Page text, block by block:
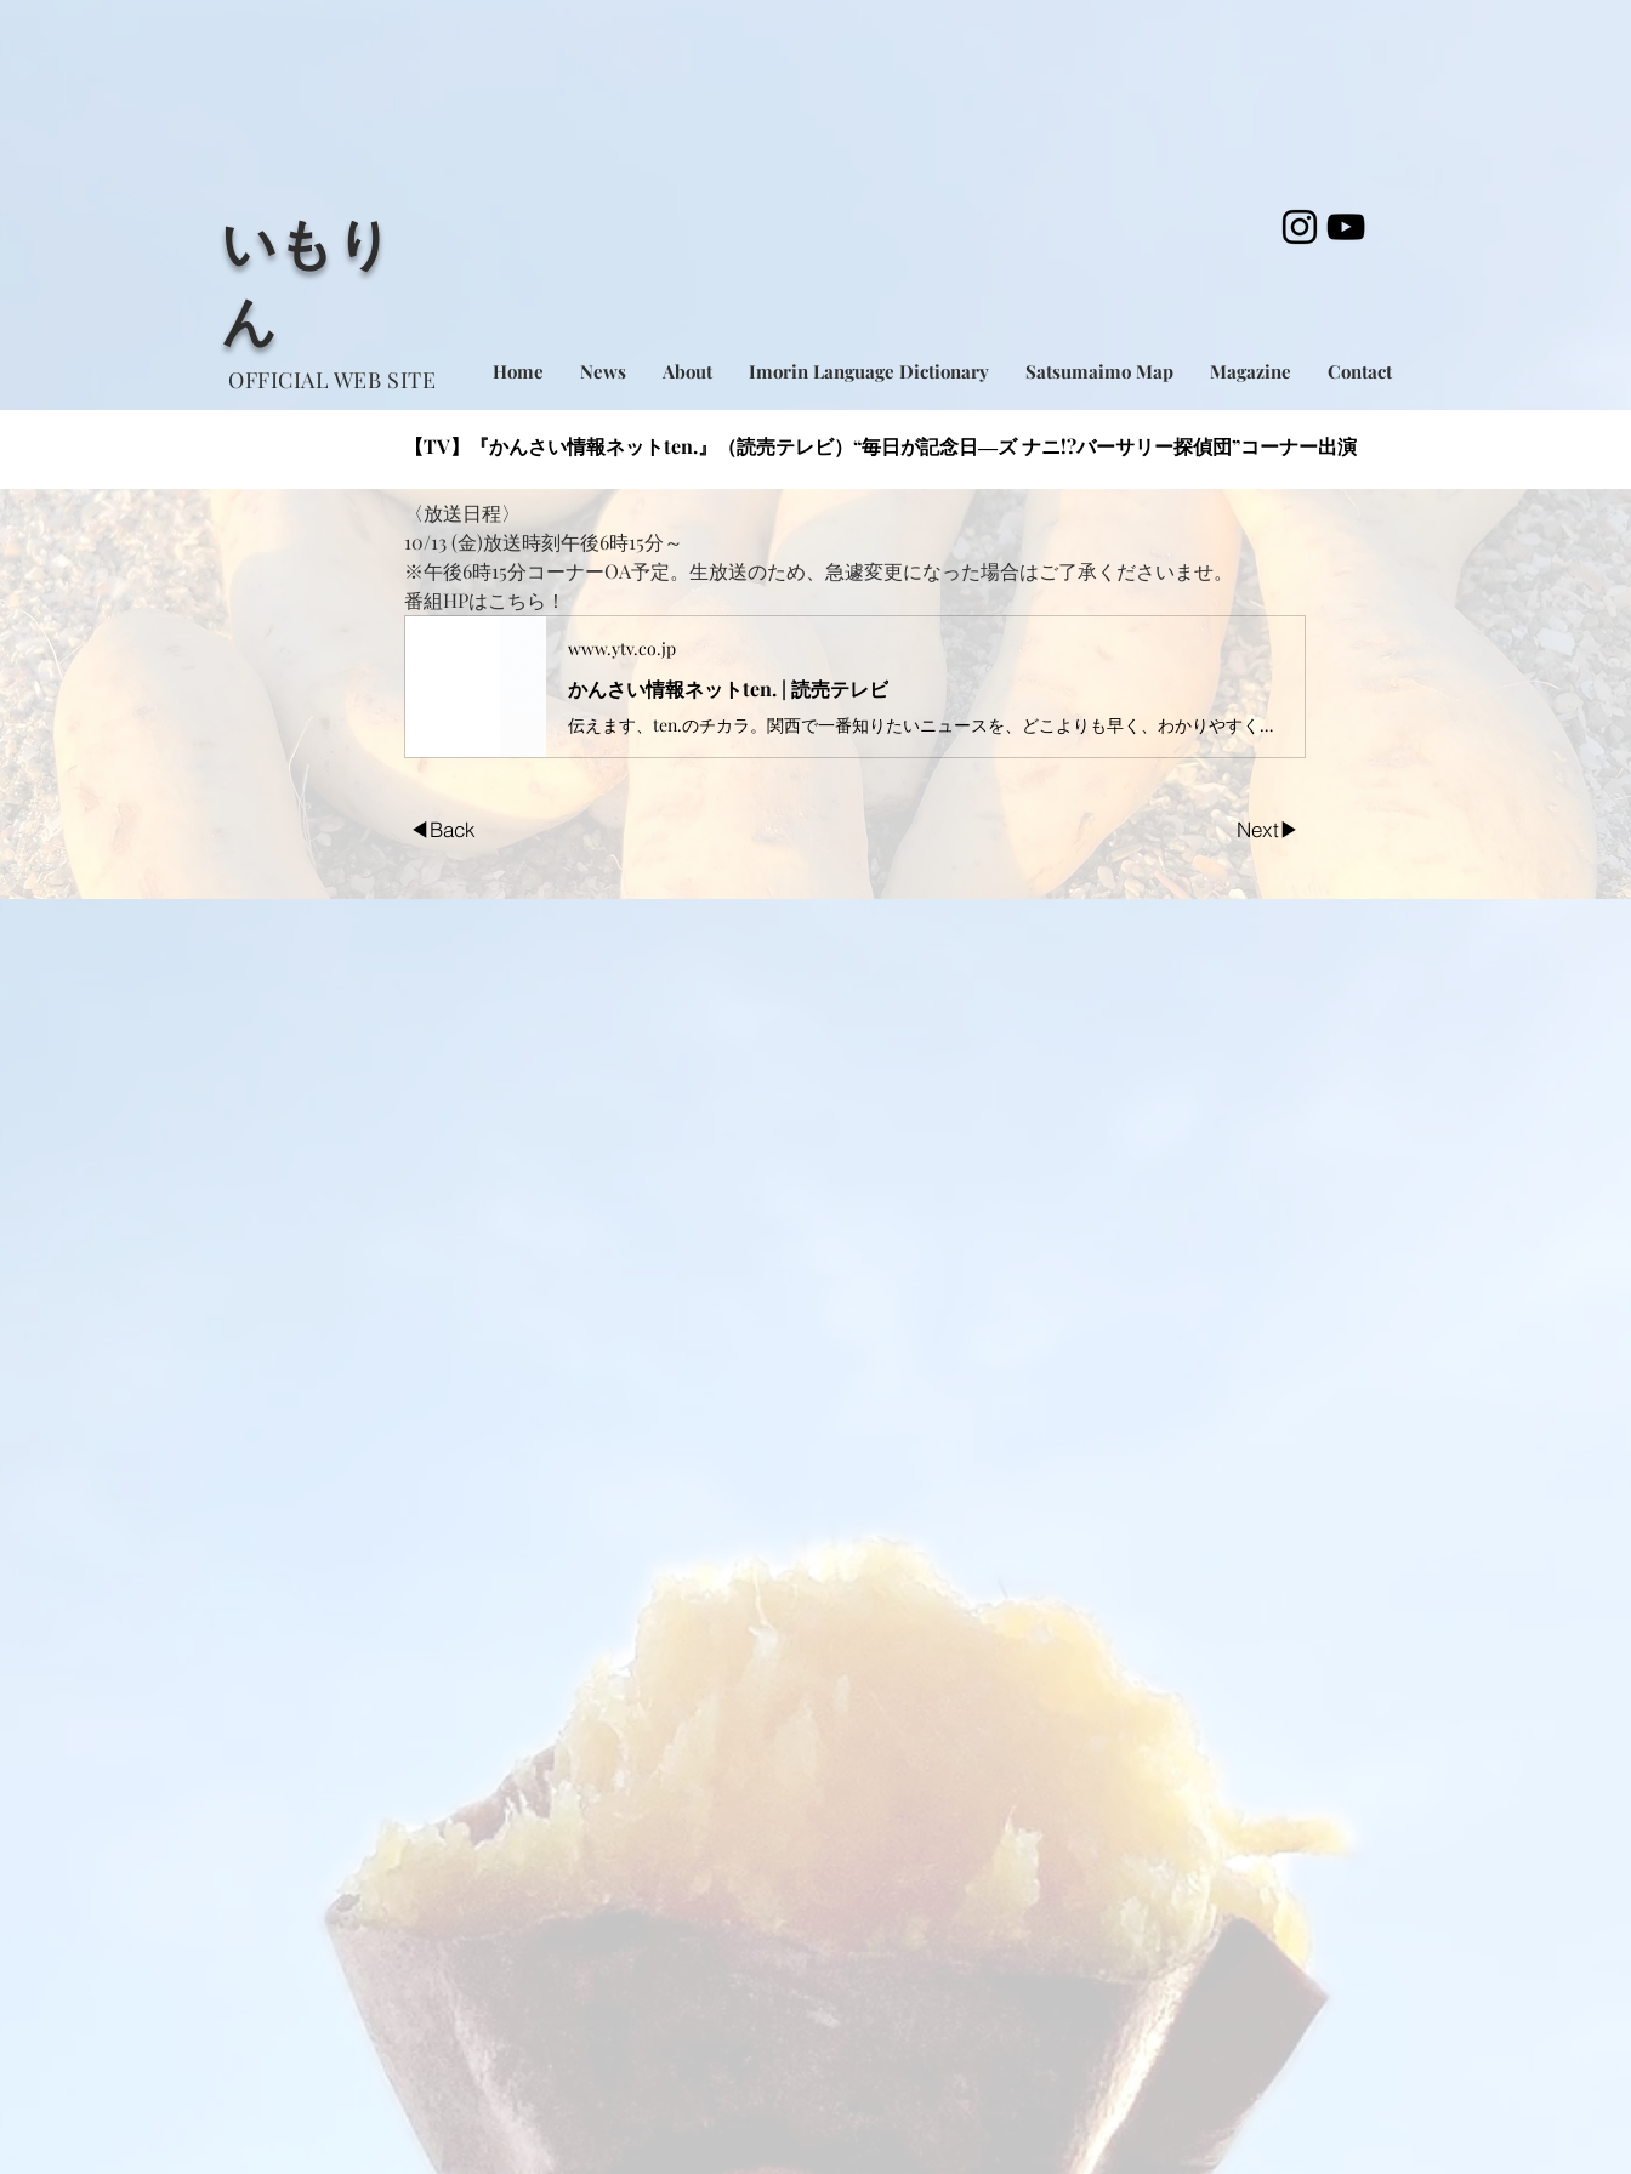
​いもり
ん
​OFFICIAL WEB SITE Home News About Imorin Language Dictionary Satsumaimo Map Magazine Contact
【TV】『かんさい情報ネットten.』（読売テレビ）“毎日が記念日―ズ ナニ!?バーサリー探偵団”コーナー出演
〈放送日程〉
10/13 (金)放送時刻午後6時15分～
※午後6時15分コーナーOA予定。生放送のため、急遽変更になった場合はご了承くださいませ。
番組HPはこちら！
www.ytv.co.jp
かんさい情報ネットten. | 読売テレビ
伝えます、ten.のチカラ。関西で一番知りたいニュースを、どこよりも早く、わかりやすく、エネルギッシュに、デスク陣が徹底解説！地域密着情報も詳しくお伝えします！
◀Back Next▶